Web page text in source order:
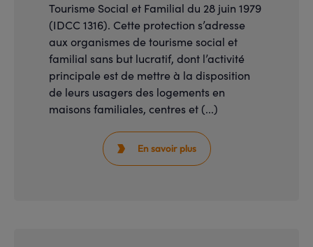
Tourisme Social et Familial du 28 juin 1979
(IDCC 1316). Cette protection s’adresse
aux organismes de tourisme social et
familial sans but lucratif, dont l’activité
principale est de mettre à la disposition
de leurs usagers des logements en
maisons familiales, centres et (...)
 En savoir plus